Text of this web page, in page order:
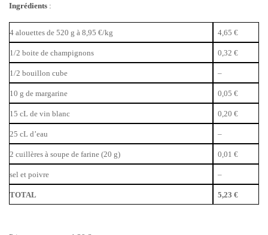
Ingrédients :
4 alouettes de 520 g à 8,95 €/kg 4,65 €
1/2 boite de champignons 0,32 €
1/2 bouillon cube –
10 g de margarine 0,05 €
15 cL de vin blanc 0,20 €
25 cL d’eau –
2 cuillères à soupe de farine (20 g) 0,01 €
sel et poivre –
TOTAL 5,23 €